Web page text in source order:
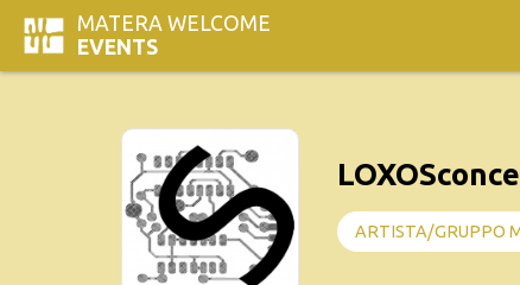
MATERA WELCOME
EVENTS
ARTISTA/GRUPPO